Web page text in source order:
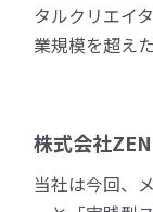
タルクリエイ
業規模を超え
株式会社
当社は今回、